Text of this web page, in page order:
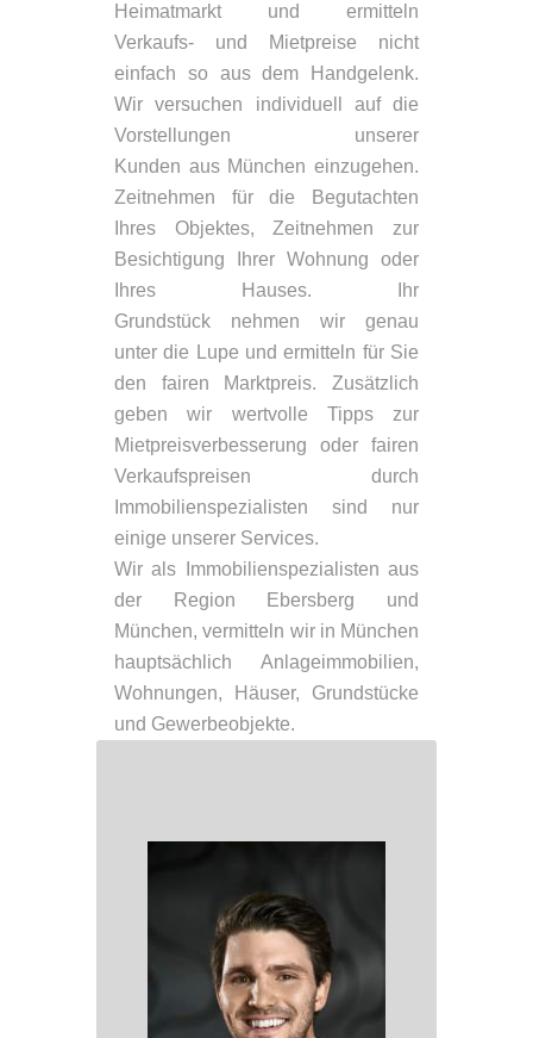
Heimatmarkt und ermitteln
Verkaufs- und Mietpreise nicht
einfach so aus dem Handgelenk.
Wir versuchen individuell auf die
Vorstellungen unserer
Kunden aus München einzugehen.
Zeitnehmen für die Begutachten
Ihres Objektes, Zeitnehmen zur
Besichtigung Ihrer Wohnung oder
Ihres Hauses. Ihr
Grundstück nehmen wir genau
unter die Lupe und ermitteln für Sie
den fairen Marktpreis. Zusätzlich
geben wir wertvolle Tipps zur
Mietpreisverbesserung oder fairen
Verkaufspreisen durch
Immobilienspezialisten sind nur
einige unserer Services.
Wir als Immobilienspezialisten aus
der Region Ebersberg und
München, vermitteln wir in München
hauptsächlich Anlageimmobilien,
Wohnungen, Häuser, Grundstücke
und Gewerbeobjekte.